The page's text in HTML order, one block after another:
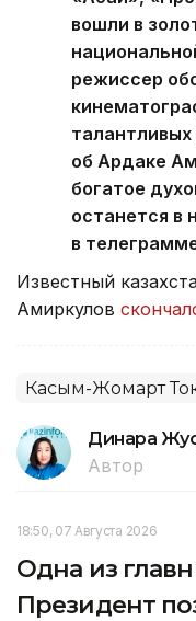
вошли в
режиссер
об Ардаке
богатое
останется в
в
Известный
Амиркулов
Касым-Жомарт
Динара
Автор
18:50, 07 Августа 2026
Одна из
Президент